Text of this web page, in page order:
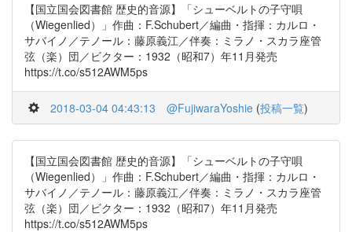
【国立国会図書館 歴史的音源】「シューベルトの子守唄
（Wiegenlied）」作曲：F.Schubert／編曲・指揮：カルロ・
サバイノ／テノール：藤原義江／伴奏：ミラノ・スカラ座管
弦（楽）団／ビクター：1932（昭和7）年11月発売
https://t.co/s512AWM5ps
2018-03-04 04:43:13 @FujiwaraYoshie (投稿一覧)
【国立国会図書館 歴史的音源】「シューベルトの子守唄
（Wiegenlied）」作曲：F.Schubert／編曲・指揮：カルロ・
サバイノ／テノール：藤原義江／伴奏：ミラノ・スカラ座管
弦（楽）団／ビクター：1932（昭和7）年11月発売
https://t.co/s512AWM5ps